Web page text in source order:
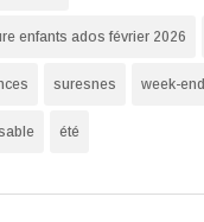
enfants ados février 2026
suresnes week-end
été